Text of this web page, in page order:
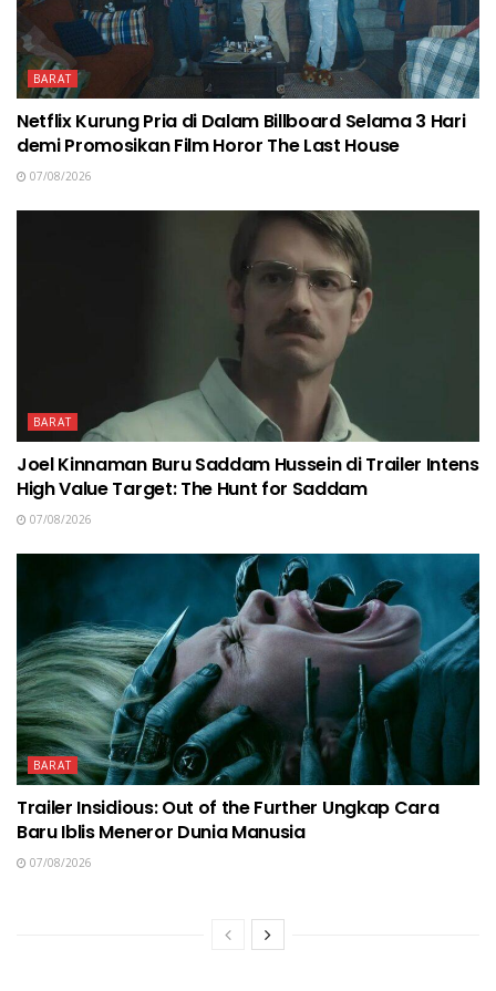
BARAT
Netflix Kurung Pria di Dalam Billboard Selama 3 Hari
demi Promosikan Film Horor The Last House
07/08/2026
BARAT
Joel Kinnaman Buru Saddam Hussein di Trailer Intens
High Value Target: The Hunt for Saddam
07/08/2026
BARAT
Trailer Insidious: Out of the Further Ungkap Cara
Baru Iblis Meneror Dunia Manusia
07/08/2026